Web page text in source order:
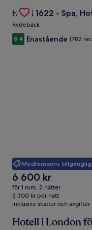
Gallery
Carousel
Hotel 1622 - Spa,
Rydebäck
9,4 Enastående (782
Medlemspris
Priset
är
6 600 kr
6 600 kr
för 1 rum, 2 nätter
3 300 kr per natt
inklusive skatter och avgifter
Hotell i London